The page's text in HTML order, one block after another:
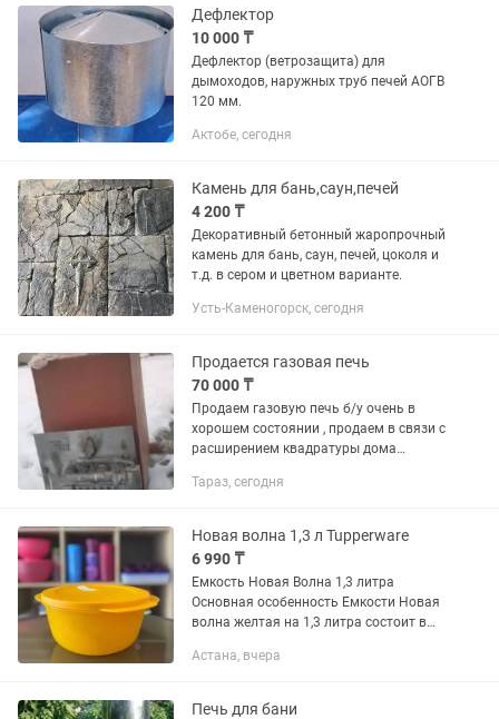
Дефлектор
10 000 ₸
Дефлектор (ветрозащита) для
дымоходов, наружных труб печей АОГВ
120 мм.
Актобе, сегодня
Камень для бань,саун,печей
4 200 ₸
Декоративный бетонный жаропрочный
камень для бань, саун, печей, цоколя и
т.д. в сером и цветном варианте.
Усть-Каменогорск, сегодня
Продается газовая печь
70 000 ₸
Продаем газовую печь б/у очень в
хорошем состоянии , продаем в связи с
расширением квадратуры дома
покупателем есть ТОРГ
Тараз, сегодня
Новая волна 1,3 л Tupperware
6 990 ₸
Емкость Новая Волна 1,3 литра
Основная особенность Емкости Новая
волна желтая на 1,3 литра состоит в
также в возможности ее разогрева в
Астана, вчера
Печь для бани